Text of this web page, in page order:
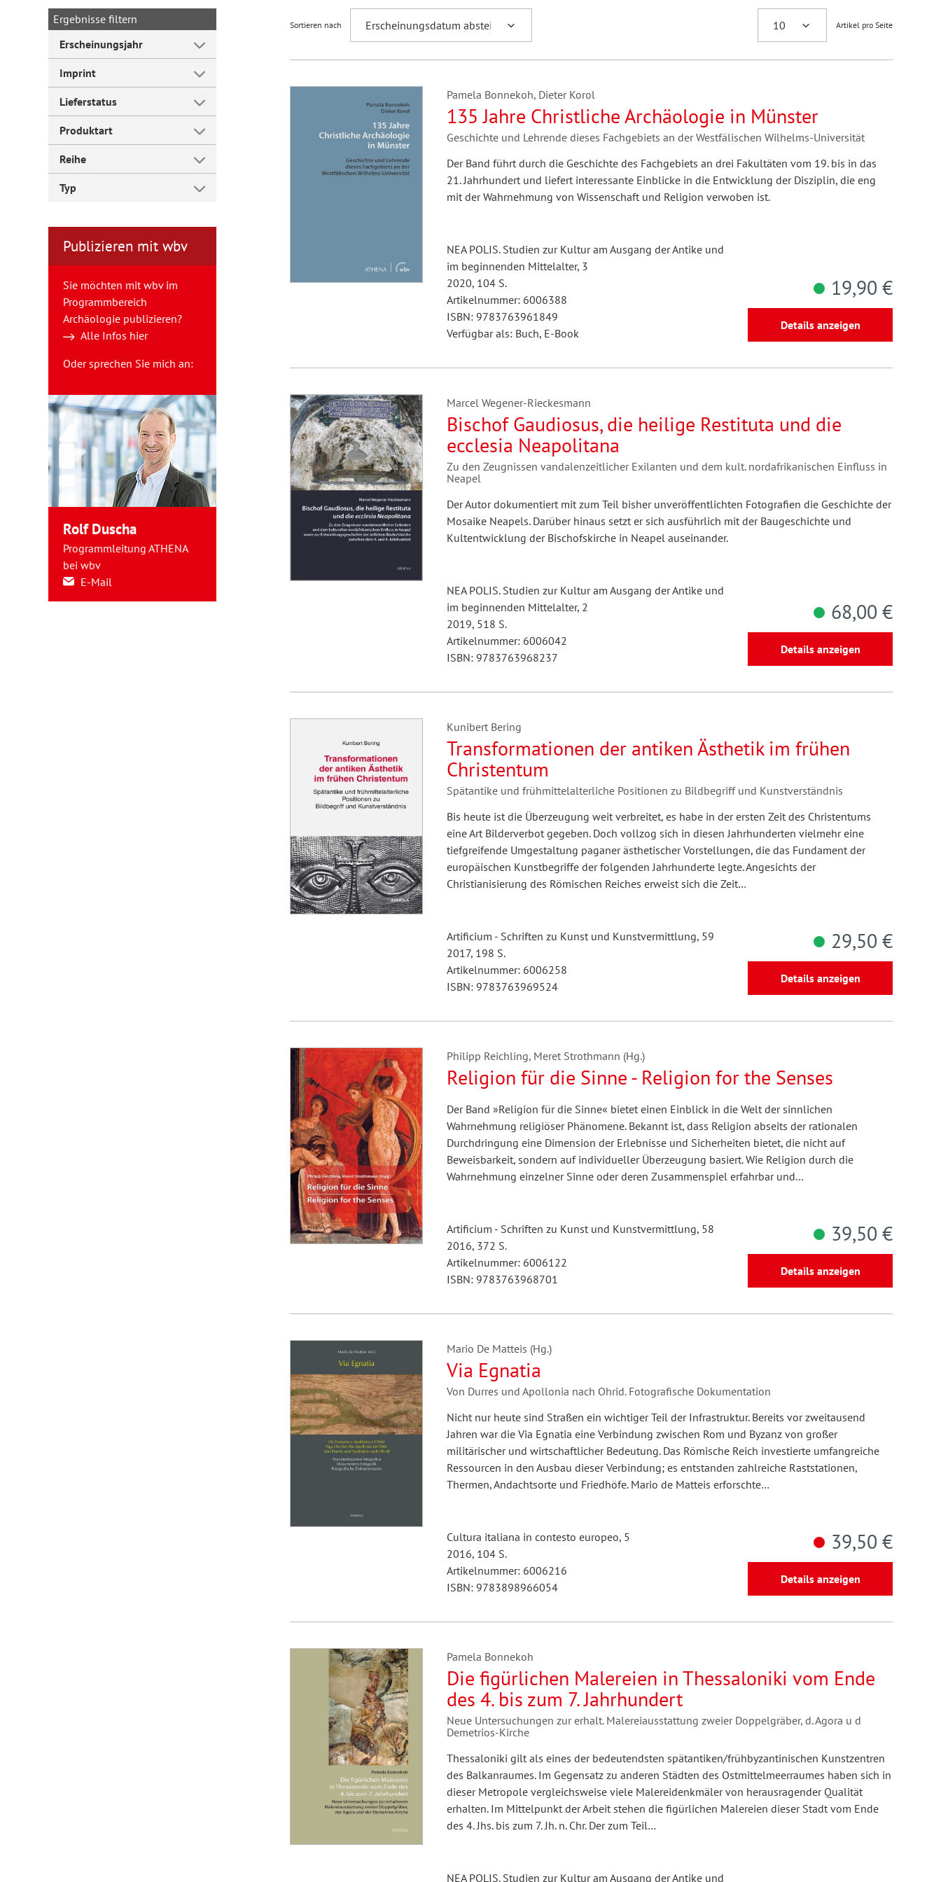
Forum Arbeitslehre
Ergebnisse filtern
Erscheinungsjahr
Imprint
Lieferstatus
Produktart
Reihe
Typ
Publizieren mit wbv
Sie möchten mit wbv im
Programmbereich
Archäologie publizieren?
Alle Infos hier
Oder sprechen Sie mich an:
Rolf Duscha
Programmleitung ATHENA
bei wbv
E-Mail
Sortieren nach Artikel pro Seite
Pamela Bonnekoh, Dieter Korol
135 Jahre Christliche Archäologie in Münster
Geschichte und Lehrende dieses Fachgebiets an der Westfälischen Wilhelms-Universität
Der Band führt durch die Geschichte des Fachgebiets an drei Fakultäten vom 19. bis in das
21. Jahrhundert und liefert interessante Einblicke in die Entwicklung der Disziplin, die eng
mit der Wahrnehmung von Wissenschaft und Religion verwoben ist.
NEA POLIS. Studien zur Kultur am Ausgang der Antike und
im beginnenden Mittelalter, 3
2020, 104 S.
Artikelnummer: 6006388
ISBN: 9783763961849
Verfügbar als: Buch, E-Book
19,90 €
Details anzeigen
Marcel Wegener-Rieckesmann
Bischof Gaudiosus, die heilige Restituta und die
ecclesia Neapolitana
Zu den Zeugnissen vandalenzeitlicher Exilanten und dem kult. nordafrikanischen Einfluss in
Neapel
Der Autor dokumentiert mit zum Teil bisher unveröffentlichten Fotografien die Geschichte der
Mosaike Neapels. Darüber hinaus setzt er sich ausführlich mit der Baugeschichte und
Kultentwicklung der Bischofskirche in Neapel auseinander.
NEA POLIS. Studien zur Kultur am Ausgang der Antike und
im beginnenden Mittelalter, 2
2019, 518 S.
Artikelnummer: 6006042
ISBN: 9783763968237
68,00 €
Details anzeigen
Kunibert Bering
Transformationen der antiken Ästhetik im frühen
Christentum
Spätantike und frühmittelalterliche Positionen zu Bildbegriff und Kunstverständnis
Bis heute ist die Überzeugung weit verbreitet, es habe in der ersten Zeit des Christentums
eine Art Bilderverbot gegeben. Doch vollzog sich in diesen Jahrhunderten vielmehr eine
tiefgreifende Umgestaltung paganer ästhetischer Vorstellungen, die das Fundament der
europäischen Kunstbegriffe der folgenden Jahrhunderte legte. Angesichts der
Christianisierung des Römischen Reiches erweist sich die Zeit…
Artificium - Schriften zu Kunst und Kunstvermittlung, 59
2017, 198 S.
Artikelnummer: 6006258
ISBN: 9783763969524
29,50 €
Details anzeigen
Philipp Reichling, Meret Strothmann (Hg.)
Religion für die Sinne - Religion for the Senses
Der Band »Religion für die Sinne« bietet einen Einblick in die Welt der sinnlichen
Wahrnehmung religiöser Phänomene. Bekannt ist, dass Religion abseits der rationalen
Durchdringung eine Dimension der Erlebnisse und Sicherheiten bietet, die nicht auf
Beweisbarkeit, sondern auf individueller Überzeugung basiert. Wie Religion durch die
Wahrnehmung einzelner Sinne oder deren Zusammenspiel erfahrbar und…
Artificium - Schriften zu Kunst und Kunstvermittlung, 58
2016, 372 S.
Artikelnummer: 6006122
ISBN: 9783763968701
39,50 €
Details anzeigen
Mario De Matteis (Hg.)
Via Egnatia
Von Durres und Apollonia nach Ohrid. Fotografische Dokumentation
Nicht nur heute sind Straßen ein wichtiger Teil der Infrastruktur. Bereits vor zweitausend
Jahren war die Via Egnatia eine Verbindung zwischen Rom und Byzanz von großer
militärischer und wirtschaftlicher Bedeutung. Das Römische Reich investierte umfangreiche
Ressourcen in den Ausbau dieser Verbindung; es entstanden zahlreiche Raststationen,
Thermen, Andachtsorte und Friedhöfe. Mario de Matteis erforschte…
Cultura italiana in contesto europeo, 5
2016, 104 S.
Artikelnummer: 6006216
ISBN: 9783898966054
39,50 €
Details anzeigen
Pamela Bonnekoh
Die figürlichen Malereien in Thessaloniki vom Ende
des 4. bis zum 7. Jahrhundert
Neue Untersuchungen zur erhalt. Malereiausstattung zweier Doppelgräber, d. Agora u d
Demetrios-Kirche
Thessaloniki gilt als eines der bedeutendsten spätantiken/frühbyzantinischen Kunstzentren
des Balkanraumes. Im Gegensatz zu anderen Städten des Ostmittelmeerraumes haben sich in
dieser Metropole vergleichsweise viele Malereidenkmäler von herausragender Qualität
erhalten. Im Mittelpunkt der Arbeit stehen die figürlichen Malereien dieser Stadt vom Ende
des 4. Jhs. bis zum 7. Jh. n. Chr. Der zum Teil…
NEA POLIS. Studien zur Kultur am Ausgang der Antike und